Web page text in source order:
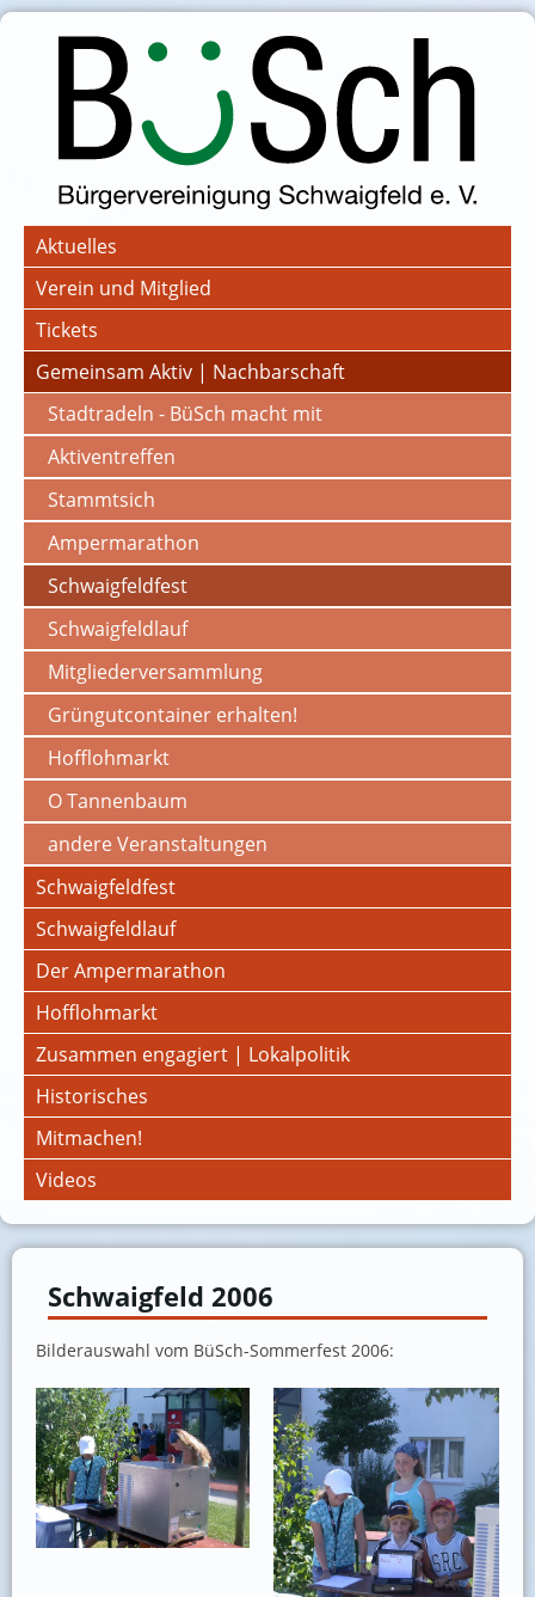
Aktuelles
Verein und Mitglied
Tickets
Gemeinsam Aktiv | Nachbarschaft
Stadtradeln - BüSch macht mit
Aktiventreffen
Stammtsich
Ampermarathon
Schwaigfeldfest
Schwaigfeldlauf
Mitgliederversammlung
Grüngutcontainer erhalten!
Hofflohmarkt
O Tannenbaum
andere Veranstaltungen
Schwaigfeldfest
Schwaigfeldlauf
Der Ampermarathon
Hofflohmarkt
Zusammen engagiert | Lokalpolitik
Historisches
Mitmachen!
Videos
Schwaigfeld 2006
Bilderauswahl vom BüSch-Sommerfest 2006: